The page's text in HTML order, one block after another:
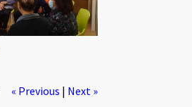
« Previous | Next »